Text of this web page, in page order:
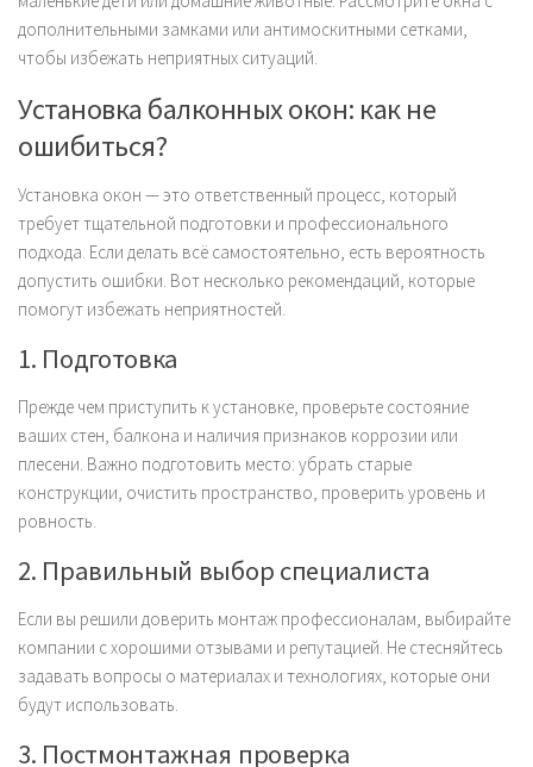
дополнительными замками или антимоскитными сетками,
чтобы избежать неприятных ситуаций.
Установка балконных окон: как не
ошибиться?
Установка окон — это ответственный процесс, который
требует тщательной подготовки и профессионального
подхода. Если делать всё самостоятельно, есть вероятность
допустить ошибки. Вот несколько рекомендаций, которые
помогут избежать неприятностей.
1. Подготовка
Прежде чем приступить к установке, проверьте состояние
ваших стен, балкона и наличия признаков коррозии или
плесени. Важно подготовить место: убрать старые
конструкции, очистить пространство, проверить уровень и
ровность.
2. Правильный выбор специалиста
Если вы решили доверить монтаж профессионалам, выбирайте
компании с хорошими отзывами и репутацией. Не стесняйтесь
задавать вопросы о материалах и технологиях, которые они
будут использовать.
3. Постмонтажная проверка